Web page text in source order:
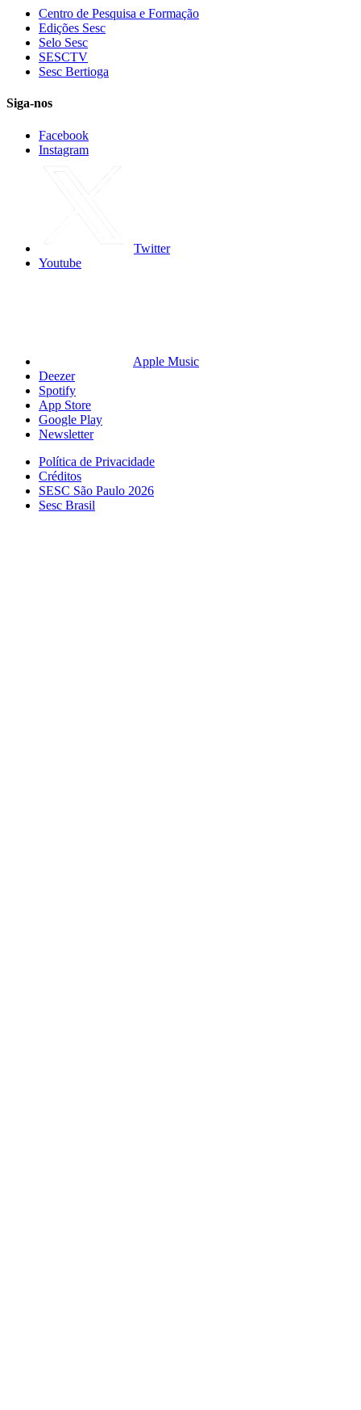
Centro de Pesquisa e Formação
Edições Sesc
Selo Sesc
SESCTV
Sesc Bertioga
Siga-nos
Facebook
Instagram
Twitter
Youtube
Apple Music
Deezer
Spotify
App Store
Google Play
Newsletter
Política de Privacidade
Créditos
SESC São Paulo 2026
Sesc Brasil